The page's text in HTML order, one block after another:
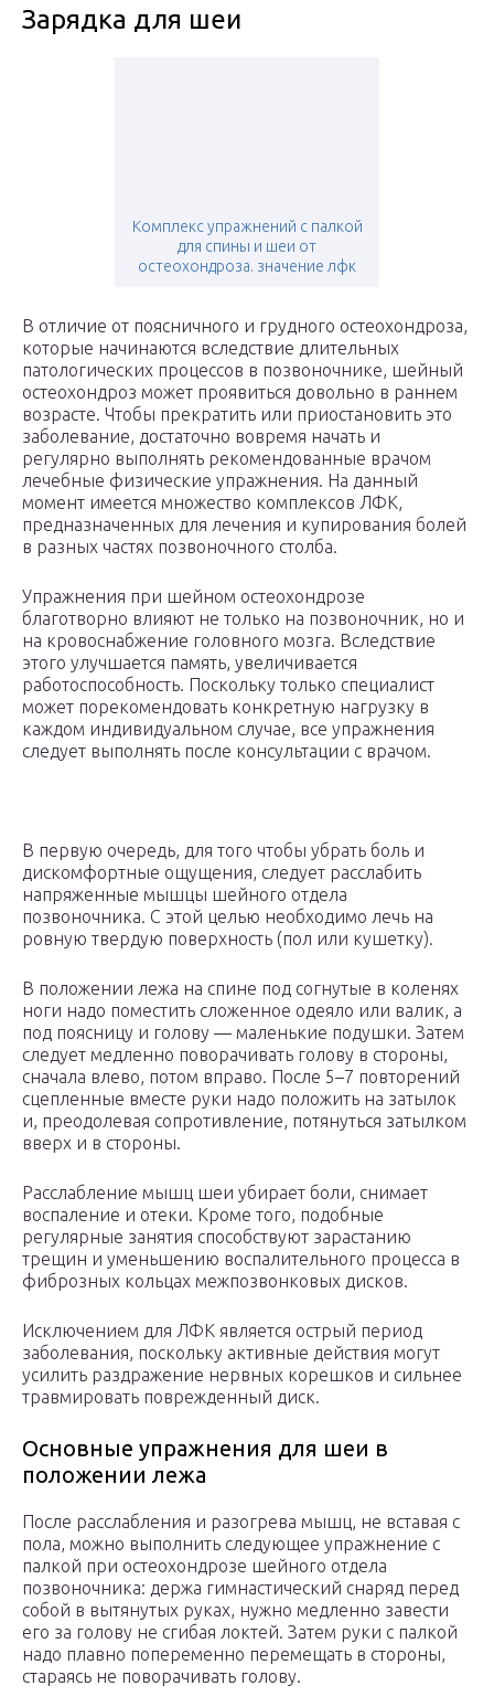
Зарядка для шеи
Комплекс упражнений с палкой
для спины и шеи от
остеохондроза. значение лфк
В отличие от поясничного и грудного остеохондроза,
которые начинаются вследствие длительных
патологических процессов в позвоночнике, шейный
остеохондроз может проявиться довольно в раннем
возрасте. Чтобы прекратить или приостановить это
заболевание, достаточно вовремя начать и
регулярно выполнять рекомендованные врачом
лечебные физические упражнения. На данный
момент имеется множество комплексов ЛФК,
предназначенных для лечения и купирования болей
в разных частях позвоночного столба.
Упражнения при шейном остеохондрозе
благотворно влияют не только на позвоночник, но и
на кровоснабжение головного мозга. Вследствие
этого улучшается память, увеличивается
работоспособность. Поскольку только специалист
может порекомендовать конкретную нагрузку в
каждом индивидуальном случае, все упражнения
следует выполнять после консультации с врачом.
В первую очередь, для того чтобы убрать боль и
дискомфортные ощущения, следует расслабить
напряженные мышцы шейного отдела
позвоночника. С этой целью необходимо лечь на
ровную твердую поверхность (пол или кушетку).
В положении лежа на спине под согнутые в коленях
ноги надо поместить сложенное одеяло или валик, а
под поясницу и голову — маленькие подушки. Затем
следует медленно поворачивать голову в стороны,
сначала влево, потом вправо. После 5–7 повторений
сцепленные вместе руки надо положить на затылок
и, преодолевая сопротивление, потянуться затылком
вверх и в стороны.
Расслабление мышц шеи убирает боли, снимает
воспаление и отеки. Кроме того, подобные
регулярные занятия способствуют зарастанию
трещин и уменьшению воспалительного процесса в
фиброзных кольцах межпозвонковых дисков.
Исключением для ЛФК является острый период
заболевания, поскольку активные действия могут
усилить раздражение нервных корешков и сильнее
травмировать поврежденный диск.
Основные упражнения для шеи в
положении лежа
После расслабления и разогрева мышц, не вставая с
пола, можно выполнить следующее упражнение с
палкой при остеохондрозе шейного отдела
позвоночника: держа гимнастический снаряд перед
собой в вытянутых руках, нужно медленно завести
его за голову не сгибая локтей. Затем руки с палкой
надо плавно попеременно перемещать в стороны,
стараясь не поворачивать голову.